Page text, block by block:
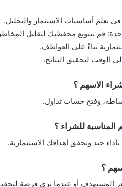
تعلم أساسيات الاستثمار والتحليل.
قم بتنويع محفظتك لتقليل
بناءً على العواطف.
الوقت لتحقيق النتائج.
الاسهم ؟
وفتح حساب تداول.
للشراء ؟
جيد وتحقق أهدافك الاستثمارية.
؟
المستهدف أو عندما ترى فرصة